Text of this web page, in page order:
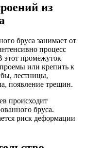
из
бруса занимает от
процесс
этот промежуток
или крепить к
лестницы,
появление трещин.
происходит
бруса.
риск деформации